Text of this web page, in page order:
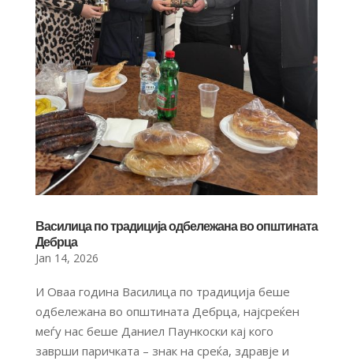
Василица по традиција одбележана во општината
Дебрца
Jan 14, 2026
И Оваа година Василица по традиција беше
одбележана во општината Дебрца, најсреќен
меѓу нас беше Даниел Паункоски кај кого
заврши паричката – знак на среќа, здравје и